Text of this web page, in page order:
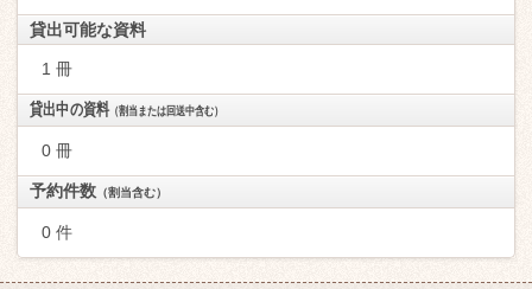
貸出可能な資料
1 冊
貸出中の資料（割当または回送中含む）
0 冊
予約件数 （割当含む）
0 件